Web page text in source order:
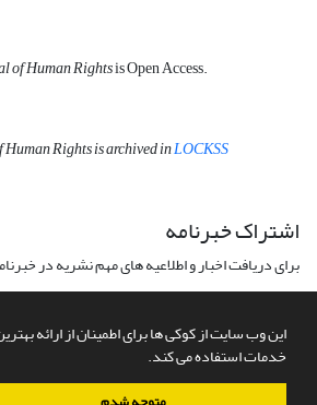
این وب سایت از کوکی ها برای اطمینان از ارائه
خدمات استفاده می کند.
of Human Rightsis Open Access.
Rights is archived inLOCKSS
اشتراک خبرنامه
برای دریافت اخبار و اطلاعیه های مهم نشریه در